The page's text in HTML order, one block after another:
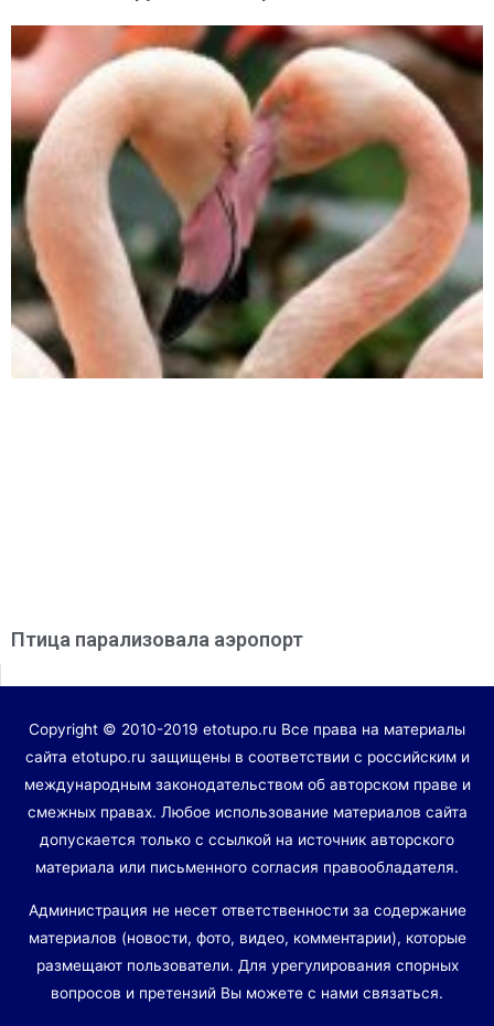
Птица парализовала аэропорт
Copyright © 2010-2019 etotupo.ru Все права на материалы
сайта etotupo.ru защищены в соответствии с российским и
международным законодательством об авторском праве и
смежных правах. Любое использование материалов сайта
допускается только с ссылкой на источник авторского
материала или письменного согласия правообладателя.
Администрация не несет ответственности за содержание
материалов (новости, фото, видео, комментарии), которые
размещают пользователи. Для урегулирования спорных
вопросов и претензий Вы можете с нами связаться.